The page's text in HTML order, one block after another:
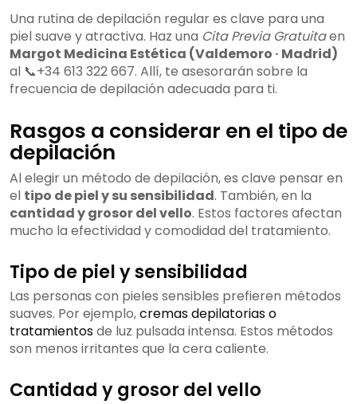
Una rutina de depilación regular es clave para una
piel suave y atractiva. Haz una Cita Previa Gratuitaen
Margot Medicina Estética (Valdemoro · Madrid)
al 📞+34 613 322 667. Allí, te asesorarán sobre la
frecuencia de depilación adecuada para ti.
Rasgos a considerar en el tipo de
depilación
Al elegir un método de depilación, es clave pensar en
el tipo de piel y su sensibilidad. También, en la
cantidad y grosor del vello. Estos factores afectan
mucho la efectividad y comodidad del tratamiento.
Tipo de piel y sensibilidad
Las personas con pieles sensibles prefieren métodos
suaves. Por ejemplo,cremas depilatorias o
tratamientosde luz pulsada intensa. Estos métodos
son menos irritantes que la cera caliente.
Cantidad y grosor del vello